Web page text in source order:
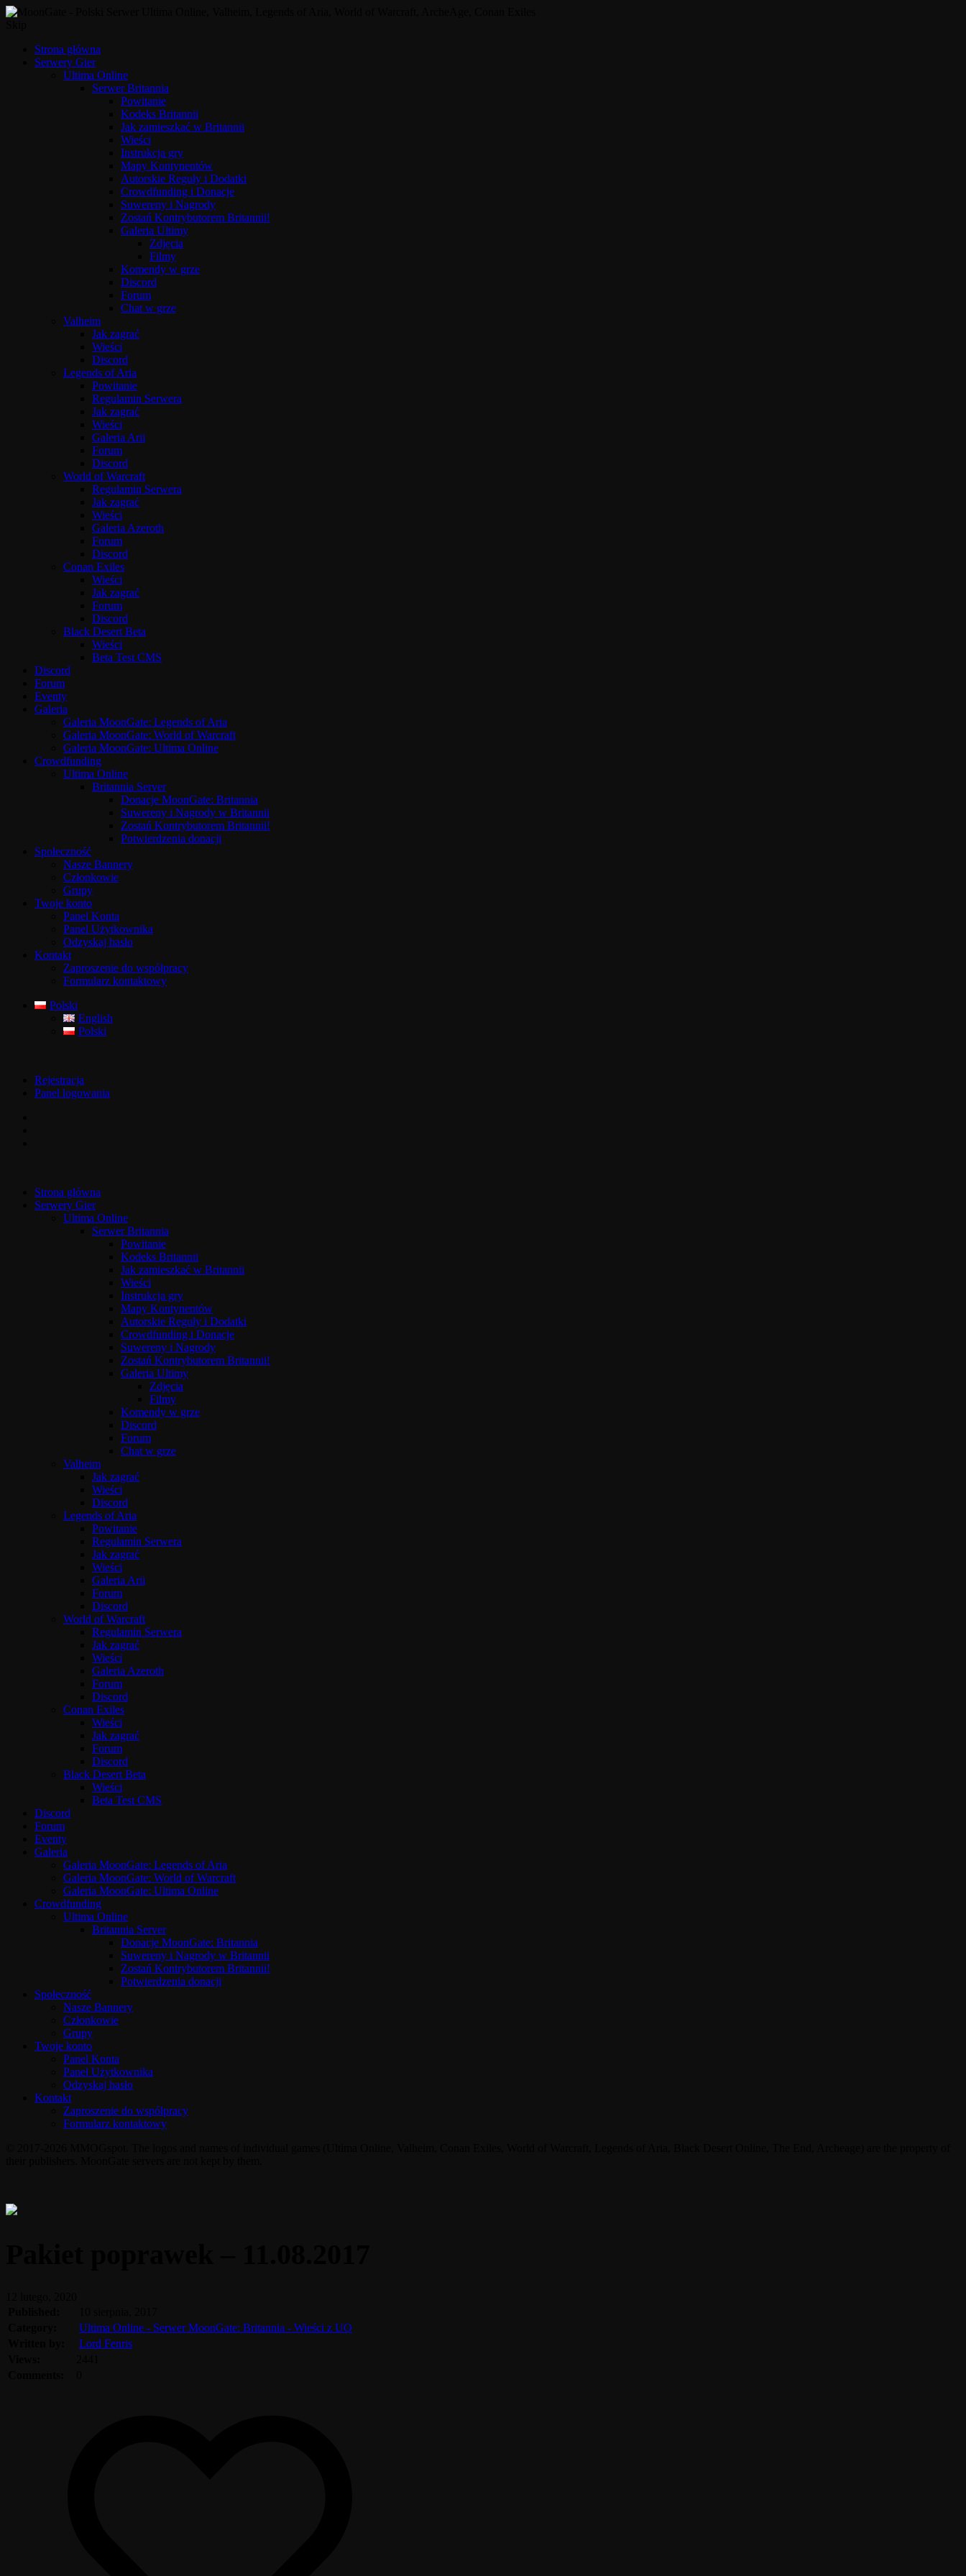
Strona główna
Serwery Gier
Ultima Online
Serwer Britannia
Powitanie
Kodeks Britannii
Jak zamieszkać w Britannii
Wieści
Instrukcja gry
Mapy Kontynentów
Autorskie Reguły i Dodatki
Crowdfunding i Donacje
Suwereny i Nagrody
Zostań Kontrybutorem Britannii!
Galeria Ultimy
Zdjęcia
Filmy
Komendy w grze
Discord
Forum
Chat w grze
Valheim
Jak zagrać
Wieści
Discord
Legends of Aria
Powitanie
Regulamin Serwera
Jak zagrać
Wieści
Galeria Arii
Forum
Discord
World of Warcraft
Regulamin Serwera
Jak zagrać
Wieści
Galeria Azeroth
Forum
Discord
Conan Exiles
Wieści
Jak zagrać
Forum
Discord
Black Desert Beta
Wieści
Beta Test CMS
Discord
Forum
Eventy
Galeria
Galeria MoonGate: Legends of Aria
Galeria MoonGate: World of Warcraft
Galeria MoonGate: Ultima Online
Crowdfunding
Ultima Online
Britannia Server
Donacje MoonGate: Britannia
Suwereny i Nagrody w Britannii
Zostań Kontrybutorem Britannii!
Potwierdzenia donacji
Społeczność
Nasze Bannery
Członkowie
Grupy
Twoje konto
Panel Konta
Panel Użytkownika
Odzyskaj hasło
Kontakt
Zaproszenie do współpracy
Formularz kontaktowy
Polski
English
Polski
Rejestracja
Panel logowania
Strona główna
Serwery Gier
Ultima Online
Serwer Britannia
Powitanie
Kodeks Britannii
Jak zamieszkać w Britannii
Wieści
Instrukcja gry
Mapy Kontynentów
Autorskie Reguły i Dodatki
Crowdfunding i Donacje
Suwereny i Nagrody
Zostań Kontrybutorem Britannii!
Galeria Ultimy
Zdjęcia
Filmy
Komendy w grze
Discord
Forum
Chat w grze
Valheim
Jak zagrać
Wieści
Discord
Legends of Aria
Powitanie
Regulamin Serwera
Jak zagrać
Wieści
Galeria Arii
Forum
Discord
World of Warcraft
Regulamin Serwera
Jak zagrać
Wieści
Galeria Azeroth
Forum
Discord
Conan Exiles
Wieści
Jak zagrać
Forum
Discord
Black Desert Beta
Wieści
Beta Test CMS
Discord
Forum
Eventy
Galeria
Galeria MoonGate: Legends of Aria
Galeria MoonGate: World of Warcraft
Galeria MoonGate: Ultima Online
Crowdfunding
Ultima Online
Britannia Server
Donacje MoonGate: Britannia
Suwereny i Nagrody w Britannii
Zostań Kontrybutorem Britannii!
Potwierdzenia donacji
Społeczność
Nasze Bannery
Członkowie
Grupy
Twoje konto
Panel Konta
Panel Użytkownika
Odzyskaj hasło
Kontakt
Zaproszenie do współpracy
Formularz kontaktowy
Ultima Online - Serwer MoonGate: Britannia - Wieści z UO
Lord Fenris